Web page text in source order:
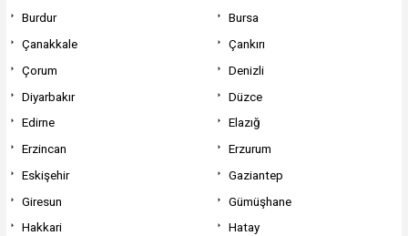
Burdur
Bursa
Çanakkale
Çankırı
Çorum
Denizli
Diyarbakır
Düzce
Edirne
Elazığ
Erzincan
Erzurum
Eskişehir
Gaziantep
Giresun
Gümüşhane
Hakkari
Hatay